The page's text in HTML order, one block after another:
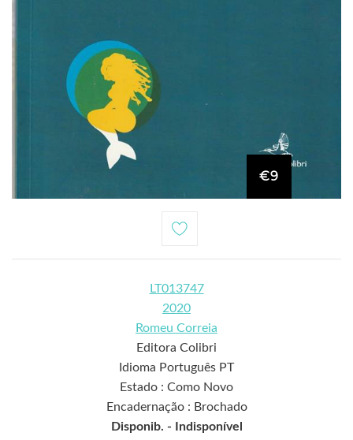
€9
LT013747
2020
Romeu Correia
Editora Colibri
Idioma Português PT
Estado : Como Novo
Encadernação : Brochado
Disponib. -
Indisponível